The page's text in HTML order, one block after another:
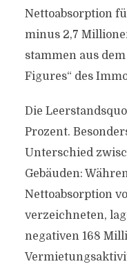
Nettoabsorption
minus 2,7
stammen aus
Figures“ des
Die
Prozent.
Unterschied
Gebäuden:
Nettoabsorption
verzeichneten,
negativen 168